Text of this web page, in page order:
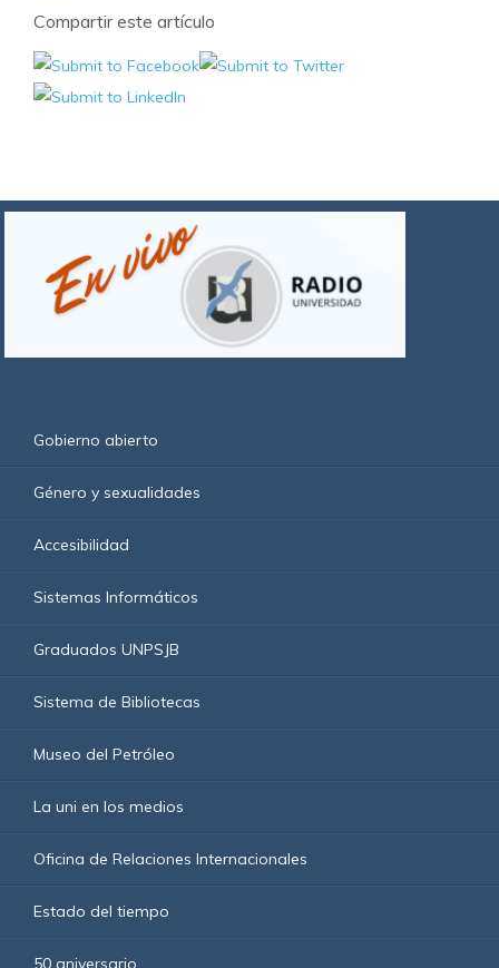
Compartir este artículo
Gobierno abierto
Género y sexualidades
Accesibilidad
Sistemas Informáticos
Graduados UNPSJB
Sistema de Bibliotecas
Museo del Petróleo
La uni en los medios
Oficina de Relaciones Internacionales
Estado del tiempo
50 aniversario